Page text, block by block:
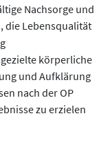
Nachsorge und
die Lebensqualität
körperliche
und Aufklärung
nach der OP
zu erzielen